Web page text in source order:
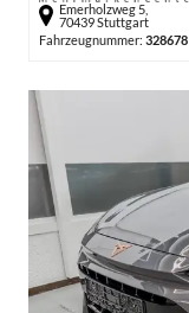
Emerholzweg 5,
70439 Stuttgart
Fahrzeugnummer: 328678